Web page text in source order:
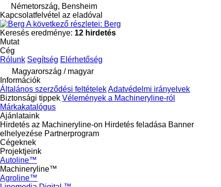
Németország, Bensheim
Kapcsolatfelvétel az eladóval
A következő részletei: Berg
Keresés eredménye: 12 hirdetés
Mutat
Cég
Rólunk Segítség Elérhetőség
Magyarország / magyar
Információk
Általános szerződési feltételekAdatvédelmi irányelvek
Biztonsági tippek Vélemények a Machineryline-ról
Márkakatalógus
Ajánlataink
Hirdetés az Machineryline-on Hirdetés feladása Banner
elhelyezése Partnerprogram
Cégeknek
Projektjeink
Autoline™
Machineryline™
Agroline™